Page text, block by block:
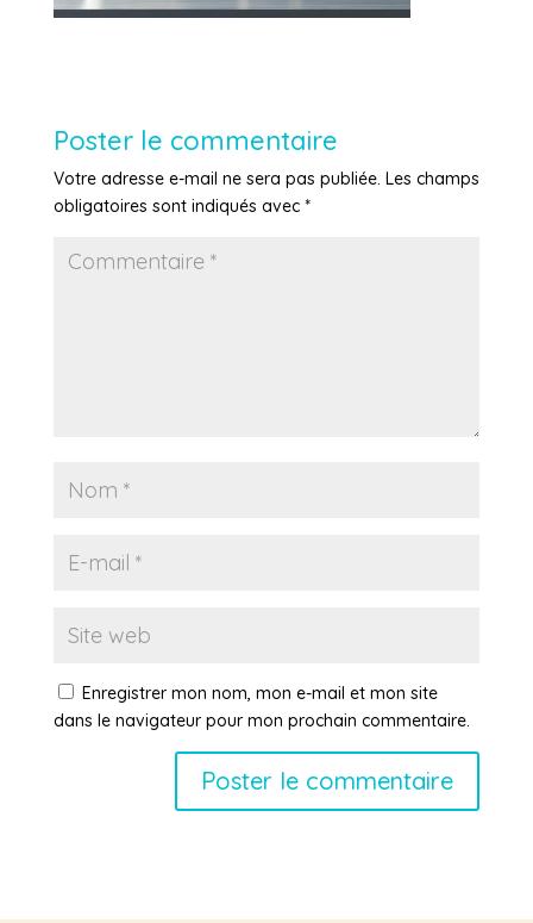
Poster le commentaire
Votre adresse e-mail ne sera pas publiée. Les champs
obligatoires sont indiqués avec *
Enregistrer mon nom, mon e-mail et mon site
dans le navigateur pour mon prochain commentaire.